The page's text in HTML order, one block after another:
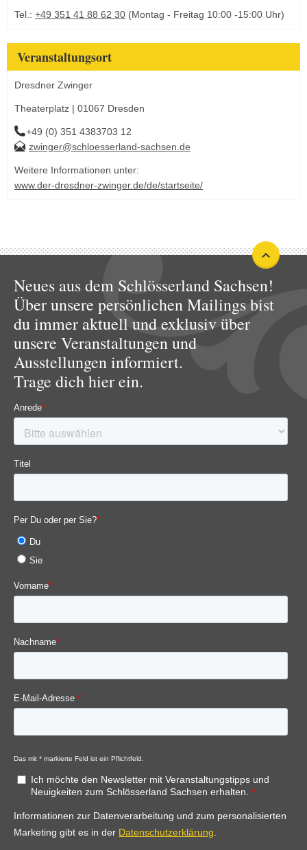
Tel.: +49 351 41 88 62 30 (Montag - Freitag 10:00 -15:00 Uhr)
Veranstaltungsort
Dresdner Zwinger
Theaterplatz | 01067 Dresden
+49 (0) 351 4383703 12
zwinger@schloesserland-sachsen.de
Weitere Informationen unter:
www.der-dresdner-zwinger.de/de/startseite/
Neues aus dem Schlösserland Sachsen!
Über unsere persönlichen Mailings bist
du immer aktuell und exklusiv über
unsere Veranstaltungen und
Ausstellungen informiert.
Trage dich hier ein.